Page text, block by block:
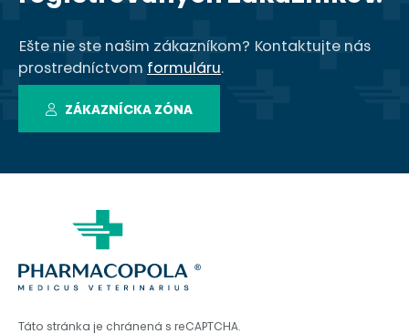
Ešte nie ste našim zákazníkom? Kontaktujte nás
prostredníctvom formuláru.
ZÁKAZNÍCKA ZÓNA
Táto stránka je chránená s reCAPTCHA.